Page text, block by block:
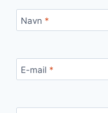
Navn *
E-mail *